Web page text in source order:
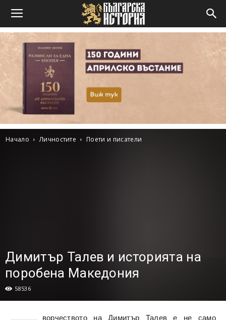
Начало Личностите Поети и писатели
Димитър Талев и историята на
поробена Македония
58536
ворчеството на Димитър Талев е не само